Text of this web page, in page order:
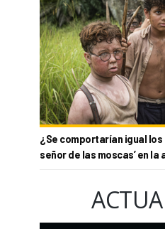
¿Se comportarían igual los
señor de las moscas’ en